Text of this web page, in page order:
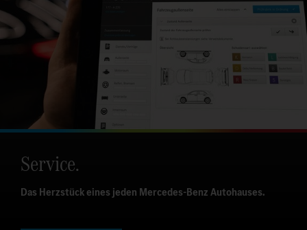
Service.
Das Herzstück eines jeden Mercedes-Benz Autohauses.